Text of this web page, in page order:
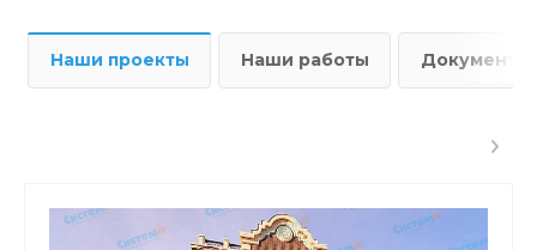
Наши проекты Наши работы Документы